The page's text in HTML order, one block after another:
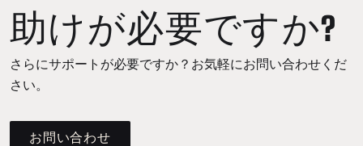
助けが必要ですか?
さらにサポートが必要ですか？お気軽にお問い合わせくだ
さい。
お問い合わせ